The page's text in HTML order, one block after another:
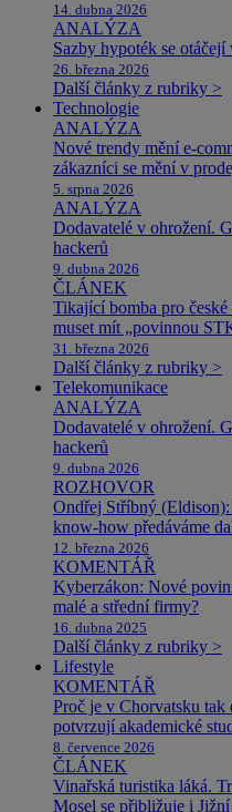
14. dubna 2026
ANALÝZA
Sazby hypoték se
26. března 2026
Další články z rubriky >
Technologie
ANALÝZA
Nové trendy mění e-
zákazníci se mění v
5. srpna 2026
ANALÝZA
Dodavatelé v ohrožení.
hackerů
9. dubna 2026
ČLÁNEK
Tikající bomba pro
muset mít „povinnou
31. března 2026
Další články z rubriky >
Telekomunikace
ANALÝZA
Dodavatelé v ohrožení.
hackerů
9. dubna 2026
ROZHOVOR
Ondřej Stříbný
know-how předáváme
12. března 2026
KOMENTÁŘ
Kyberzákon: Nové
malé a střední firmy?
16. dubna 2025
Další články z rubriky >
Lifestyle
KOMENTÁŘ
Proč je v Chorvatsku
potvrzují akademické
8. července 2026
ČLÁNEK
Vinařská turistika láká.
Mosel se přibližuje i